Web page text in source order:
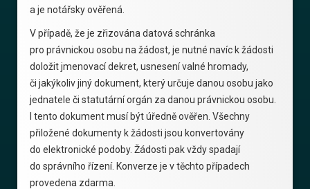
a je notářsky ověřená.
V případě, že je zřizována datová schránka
pro právnickou osobu na žádost, je nutné navíc k žádosti
doložit jmenovací dekret, usnesení valné hromady,
či jakýkoliv jiný dokument, který určuje danou osobu jako
jednatele či statutární orgán za danou právnickou osobu.
I tento dokument musí být úředně ověřen. Všechny
přiložené dokumenty k žádosti jsou konvertovány
do elektronické podoby. Žádosti pak vždy spadají
do správního řízení. Konverze je v těchto případech
provedena zdarma.